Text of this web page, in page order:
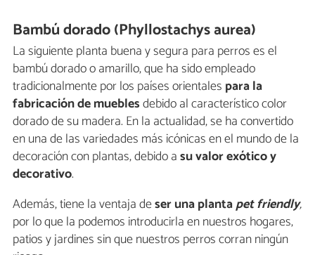
Bambú dorado (Phyllostachys aurea)
La siguiente planta buena y segura para perros es el
bambú dorado o amarillo, que ha sido empleado
tradicionalmente por los países orientales para la
fabricación de mueblesdebido al característico color
dorado de su madera. En la actualidad, se ha convertido
en una de las variedades más icónicas en el mundo de la
decoración con plantas, debido asu valor exótico y
decorativo.
Además, tiene la ventaja deser una plantapet friendly,
por lo que la podemos introducirla en nuestros hogares,
patios y jardines sin que nuestros perros corran ningún